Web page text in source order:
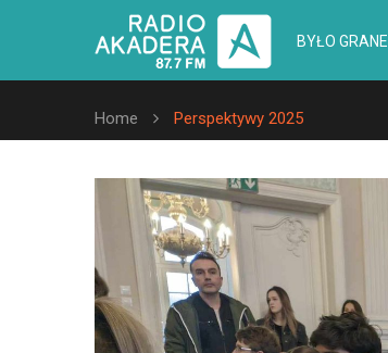
BYŁO GRANE
Home Perspektywy 2025